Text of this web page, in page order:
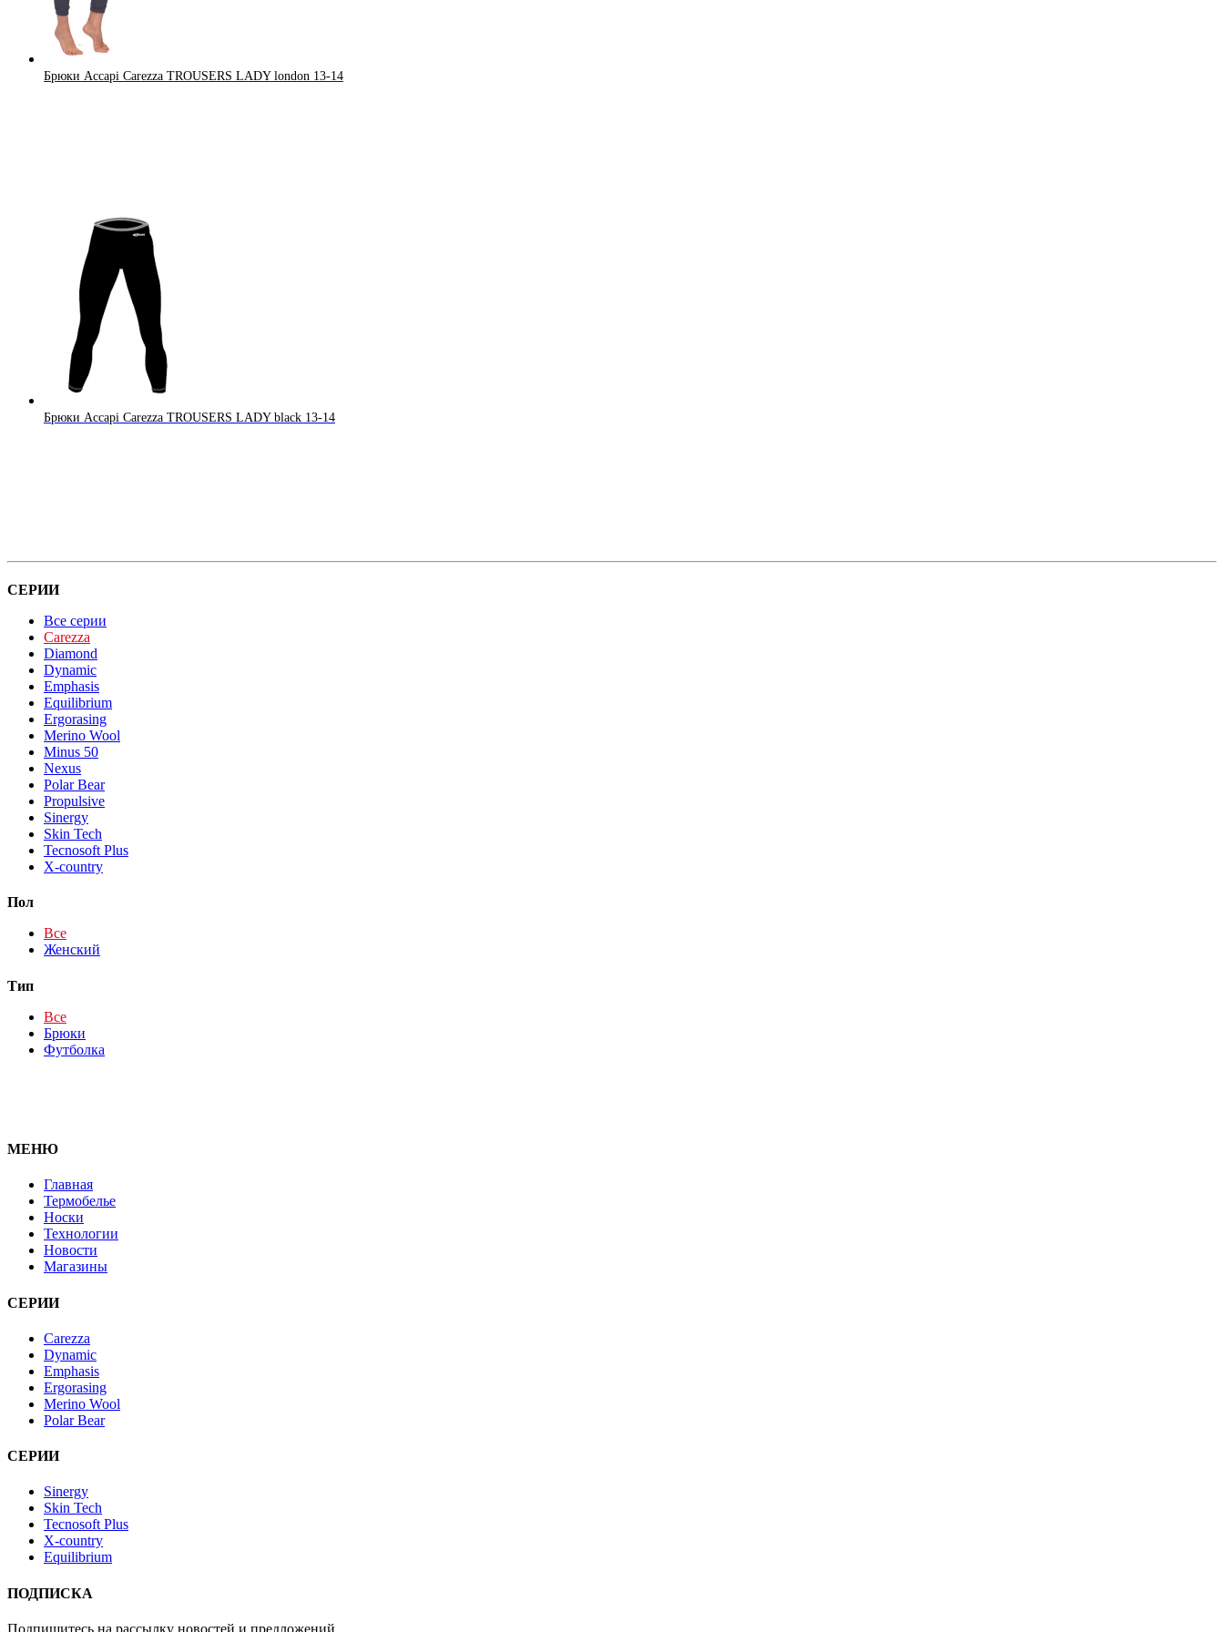
Брюки Accapi Carezza TROUSERS LADY london 13-14
Брюки Accapi Carezza TROUSERS LADY black 13-14
СЕРИИ
Все серии
Carezza
Diamond
Dynamic
Emphasis
Equilibrium
Ergorasing
Merino Wool
Minus 50
Nexus
Polar Bear
Propulsive
Sinergy
Skin Tech
Tecnosoft Plus
X-country
Пол
Все
Женский
Тип
Все
Брюки
Футболка
МЕНЮ
Главная
Термобелье
Носки
Технологии
Новости
Магазины
СЕРИИ
Carezza
Dynamic
Emphasis
Ergorasing
Merino Wool
Polar Bear
СЕРИИ
Sinergy
Skin Tech
Tecnosoft Plus
X-country
Equilibrium
ПОДПИСКА
Подпишитесь на рассылку новостей и предложений